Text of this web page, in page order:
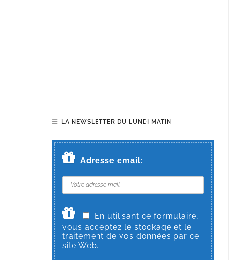
LA NEWSLETTER DU LUNDI MATIN
Adresse email:
En utilisant ce formulaire,
vous acceptez le stockage et le
traitement de vos données par ce
site Web.